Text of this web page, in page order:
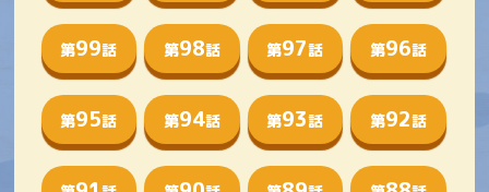
第99話 第98話 第97話 第96話
第95話 第94話 第93話 第92話